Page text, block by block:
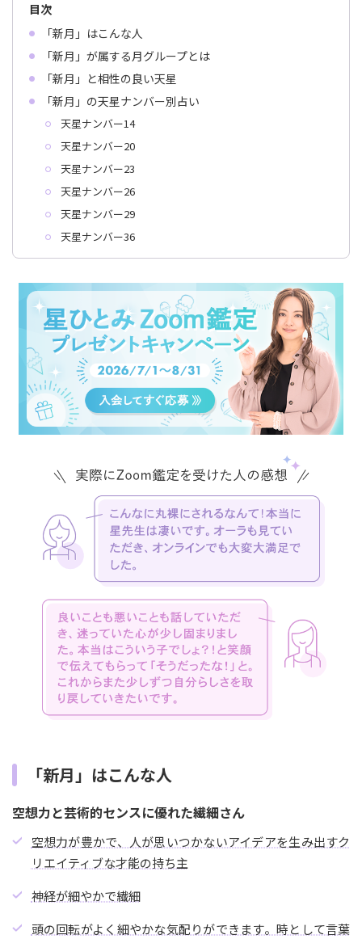
目次
「新月」はこんな人
「新月」が属する月グループとは
「新月」と相性の良い天星
「新月」の天星ナンバー別占い
天星ナンバー14
天星ナンバー20
天星ナンバー23
天星ナンバー26
天星ナンバー29
天星ナンバー36
「新月」はこんな人
空想力と芸術的センスに優れた繊細さん
空想力が豊かで、人が思いつかないアイデアを生み出すク
リエイティブな才能の持ち主
神経が細やかで繊細
頭の回転がよく細やかな気配りができます。時として言葉